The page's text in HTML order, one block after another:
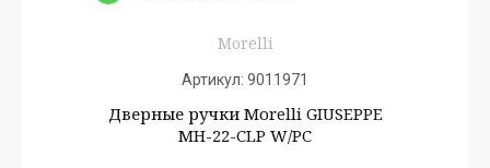
Morelli
Артикул: 9011971
Дверные ручки Morelli GIUSEPPE
MH-22-CLP W/PC